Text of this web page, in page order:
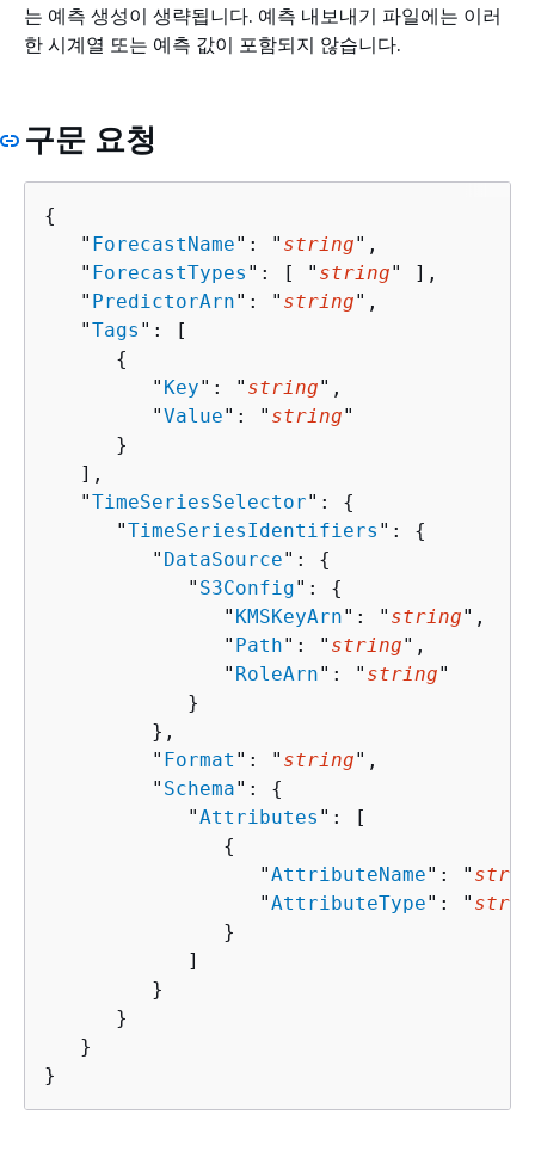
는 예측 생성이 생략됩니다. 예측 내보내기 파일에는 이러
한 시계열 또는 예측 값이 포함되지 않습니다.
구문 요청
{
   "
ForecastName": " string",
   "
ForecastTypes ": [ " string" ],
   "
PredictorArn": " string",
   "
Tags ": [
{
         "
Key": " string",
         "
Value": " string"
      }
   ],
   "
TimeSeriesSelector": {
      "
TimeSeriesIdentifiers ": {
         "
DataSource": {
            "
S3Config": {
               "
KMSKeyArn": " string",
               "
Path": " string",
               "
RoleArn": " string"
            }
         },
         "
Format ": " string",
         "
Schema": {
            "
Attributes ": [
{
                  "
AttributeName": "
                  "
AttributeType": "
               }
            ]
         }
      }
   }
}